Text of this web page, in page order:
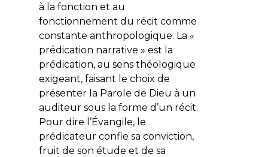
à la fonction et au
fonctionnement du récit comme
constante anthropologique. La «
prédication narrative » est la
prédication, au sens théologique
exigeant, faisant le choix de
présenter la Parole de Dieu à un
auditeur sous la forme d’un récit.
Pour dire l’Évangile, le
prédicateur confie sa conviction,
fruit de son étude et de sa